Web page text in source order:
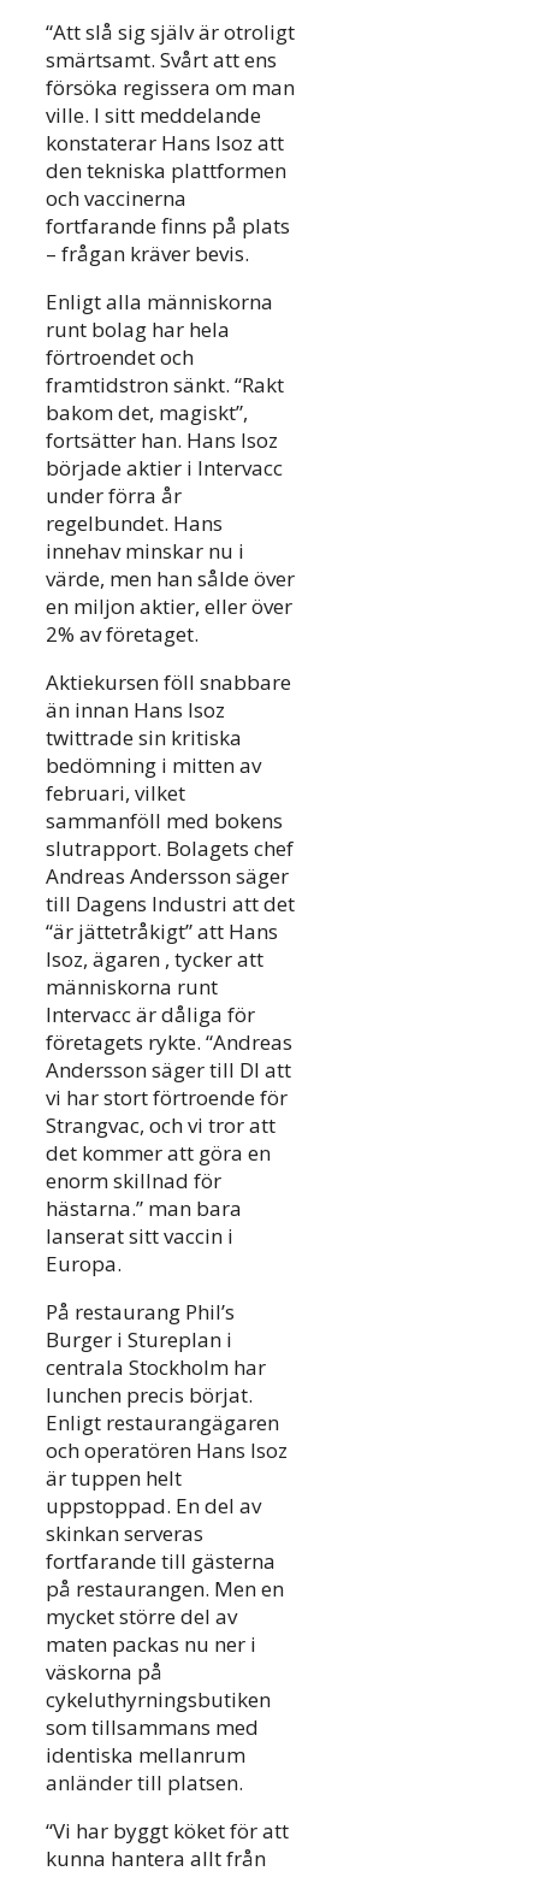
“Att slå sig själv är otroligt
smärtsamt. Svårt att ens
försöka regissera om man
ville. I sitt meddelande
konstaterar Hans Isoz att
den tekniska plattformen
och vaccinerna
fortfarande finns på plats
– frågan kräver bevis.
Enligt alla människorna
runt bolag har hela
förtroendet och
framtidstron sänkt. “Rakt
bakom det, magiskt”,
fortsätter han. Hans Isoz
började aktier i Intervacc
under förra år
regelbundet. Hans
innehav minskar nu i
värde, men han sålde över
en miljon aktier, eller över
2% av företaget.
Aktiekursen föll snabbare
än innan Hans Isoz
twittrade sin kritiska
bedömning i mitten av
februari, vilket
sammanföll med bokens
slutrapport. Bolagets chef
Andreas Andersson säger
till Dagens Industri att det
“är jättetråkigt” att Hans
Isoz, ägaren , tycker att
människorna runt
Intervacc är dåliga för
företagets rykte. “Andreas
Andersson säger till DI att
vi har stort förtroende för
Strangvac, och vi tror att
det kommer att göra en
enorm skillnad för
hästarna.” man bara
lanserat sitt vaccin i
Europa.
På restaurang Phil’s
Burger i Stureplan i
centrala Stockholm har
lunchen precis börjat.
Enligt restaurangägaren
och operatören Hans Isoz
är tuppen helt
uppstoppad. En del av
skinkan serveras
fortfarande till gästerna
på restaurangen. Men en
mycket större del av
maten packas nu ner i
väskorna på
cykeluthyrningsbutiken
som tillsammans med
identiska mellanrum
anländer till platsen.
“Vi har byggt köket för att
kunna hantera allt från